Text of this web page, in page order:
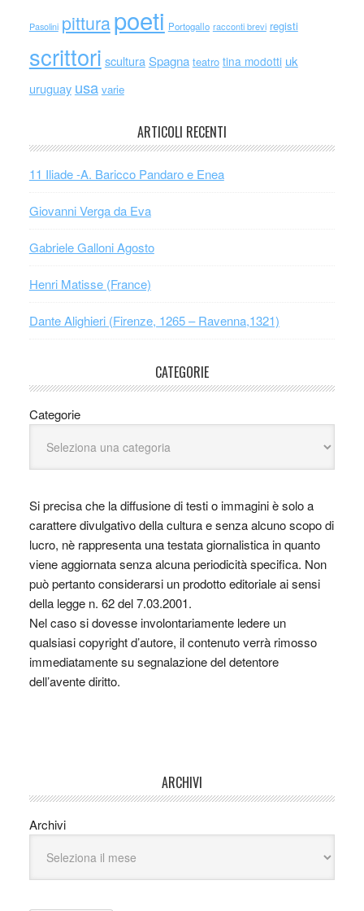
Pasolini pitturapoeti Portogallo racconti brevi registi
scrittori scultura Spagna teatro tina modotti uk
uruguay usa varie
ARTICOLI RECENTI
11 Iliade -A. Baricco Pandaro e Enea
Giovanni Verga da Eva
Gabriele Galloni Agosto
Henri Matisse (France)
Dante Alighieri (Firenze, 1265 – Ravenna,1321)
CATEGORIE
Categorie
Si precisa che la diffusione di testi o immagini è solo a
carattere divulgativo della cultura e senza alcuno scopo di
lucro, nè rappresenta una testata giornalistica in quanto
viene aggiornata senza alcuna periodicità specifica. Non
può pertanto considerarsi un prodotto editoriale ai sensi
della legge n. 62 del 7.03.2001.
Nel caso si dovesse involontariamente ledere un
qualsiasi copyright d’autore, il contenuto verrà rimosso
immediatamente su segnalazione del detentore
dell’avente diritto.
ARCHIVI
Archivi